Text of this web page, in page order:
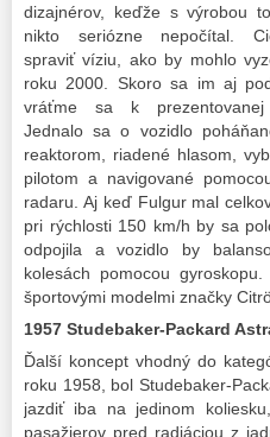
dizajnérov, keďže s výrobou
nikto seriózne nepočítal.
spraviť víziu, ako by mohlo
roku 2000. Skoro sa im aj
vráťme sa k prezentovanej
Jednalo sa o vozidlo
reaktorom, riadené hlasom,
pilotom a navigované
radaru. Aj keď Fulgur mal
pri rýchlosti 150 km/h by sa
odpojila a vozidlo by
kolesách pomocou
športovými modelmi značky
1957 Studebaker-Packard
Ďalší koncept vhodný do
roku 1958, bol Studebaker-
jazdiť iba na jedinom
pasažierov pred radiáciou z